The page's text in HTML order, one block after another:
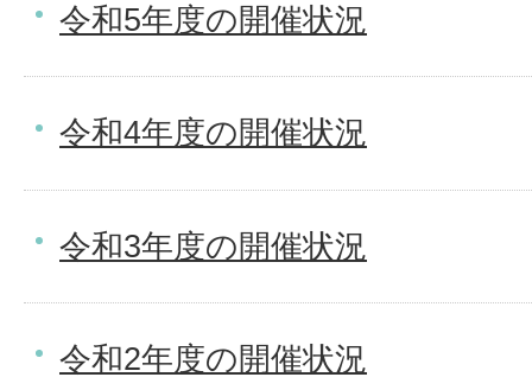
令和5年度の開催状況
令和4年度の開催状況
令和3年度の開催状況
令和2年度の開催状況